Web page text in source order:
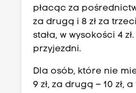
płacąc za
za drugą i 8 zł za
stała, w wysokości 4
przyjezdni.
Dla osób, które nie
9 zł, za drugą – 10 zł,